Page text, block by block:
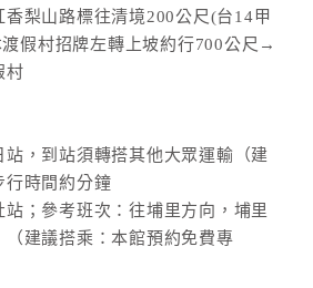
梨山路標往清境200公尺(台14甲
假村招牌左轉上坡約行700公尺→
村
站，到站須轉搭其他大眾運輸（建
行時間約分鐘
站；參考班次：往埔里方向，埔里
（建議搭乘：本館預約免費專